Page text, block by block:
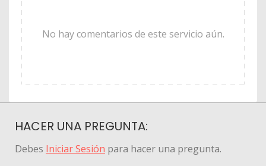
No hay comentarios de este servicio aún.
HACER UNA PREGUNTA:
Debes Iniciar Sesión para hacer una pregunta.